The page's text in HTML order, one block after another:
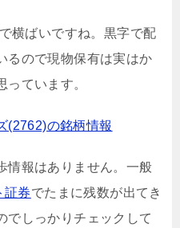
横ばいですね。黒字で配
るので現物保有は実はか
ています。
(2762)の銘柄情報
情報はありません。一般
証券でたまに残数が出てき
でしっかりチェックして